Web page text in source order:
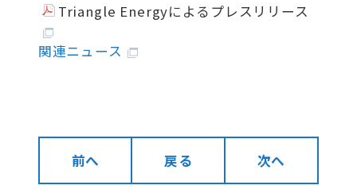
Triangle Energyによるプレスリリース
関連ニュース
前へ 戻る 次へ